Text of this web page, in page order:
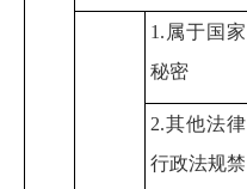
1.属于国家
秘密
2.其他法律
行政法规禁